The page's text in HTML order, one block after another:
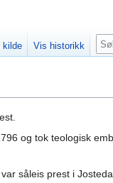
og tok teologisk
såleis prest i
kilde Vis historikk